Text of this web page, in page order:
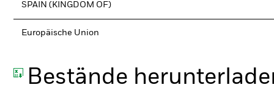
SPAIN (KINGDOM OF)
Europäische Union
Bestände